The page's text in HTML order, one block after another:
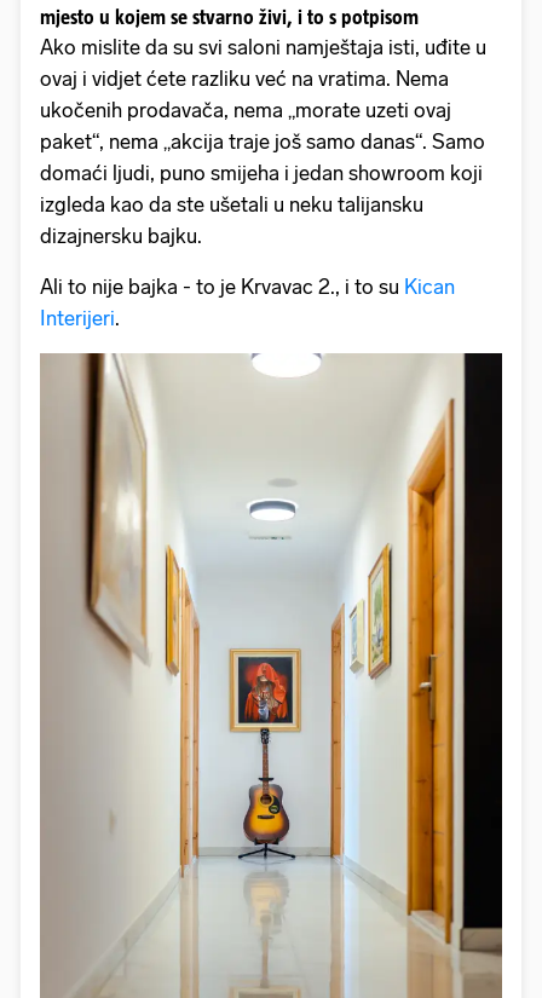
mjesto u kojem se stvarno živi, i to s potpisom
Ako mislite da su svi saloni namještaja isti, uđite u
ovaj i vidjet ćete razliku već na vratima. Nema
ukočenih prodavača, nema „morate uzeti ovaj
paket“, nema „akcija traje još samo danas“. Samo
domaći ljudi, puno smijeha i jedan showroom koji
izgleda kao da ste ušetali u neku talijansku
dizajnersku bajku.
Ali to nije bajka - to je Krvavac 2., i to su Kican
Interijeri.